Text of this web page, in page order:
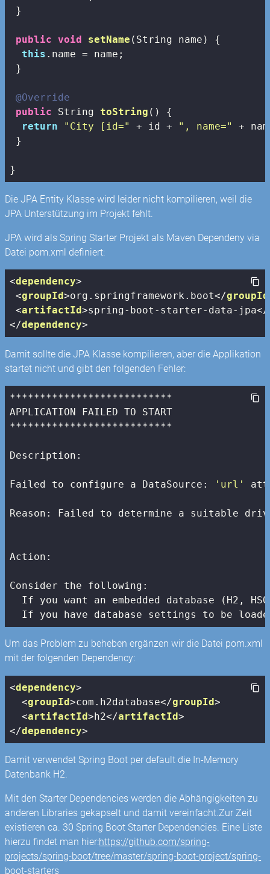
}
public void setName (String name)
{
this .name = name;
}
@Override
public String toString ()
{
return
"City [id=" + id + ", name="
+
}
}
Die JPA Entity Klasse wird leider nicht kompilieren, weil die
JPA Unterstützung im Projekt fehlt.
JPA wird als Spring Starter Projekt als Maven Dependeny via
Datei pom.xml definiert:
<dependency>
<groupId>org.springframework.boot</groupId
<artifactId>spring-boot-starter-data-jpa</
</dependency>
Damit sollte die JPA Klasse kompilieren, aber die Applikation
startet nicht und gibt den folgenden Fehler:
***************************
APPLICATION FAILED TO START
***************************
Description:
Failed to configure a DataSource: 'url'
Reason: Failed to determine a suitable
Action:
Consider the following:
If you want an embedded database (H2,
If you have database settings to be
Um das Problem zu beheben ergänzen wir die Datei pom.xml
mit der folgenden Dependency:
<dependency>
<groupId>com.h2database</groupId>
<artifactId>h2</artifactId>
</dependency>
Damit verwendet Spring Boot per default die In-Memory
Datenbank H2.
Mit den Starter Dependencies werden die Abhängigkeiten zu
anderen Libraries gekapselt und damit vereinfacht.Zur Zeit
existieren ca. 30 Spring Boot Starter Dependencies. Eine Liste
hierzu findet man hier:https://github.com/spring-
projects/spring-boot/tree/master/spring-boot-project/spring-
boot-starters